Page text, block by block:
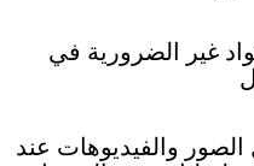
غير الضرورية في
والفيديوهات عند